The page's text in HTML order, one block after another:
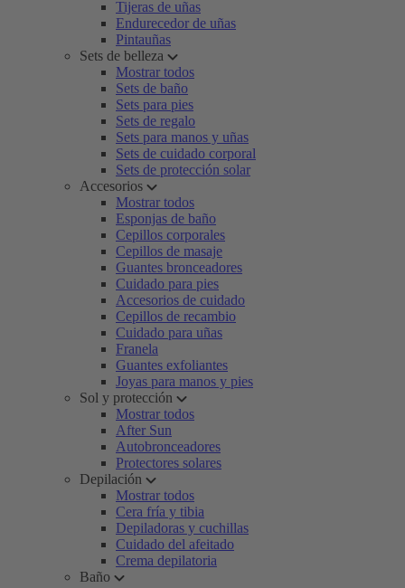
Tijeras de uñas
Endurecedor de uñas
Pintauñas
Sets de belleza
Mostrar todos
Sets de baño
Sets para pies
Sets de regalo
Sets para manos y uñas
Sets de cuidado corporal
Sets de protección solar
Accesorios
Mostrar todos
Esponjas de baño
Cepillos corporales
Cepillos de masaje
Guantes bronceadores
Cuidado para pies
Accesorios de cuidado
Cepillos de recambio
Cuidado para uñas
Franela
Guantes exfoliantes
Joyas para manos y pies
Sol y protección
Mostrar todos
After Sun
Autobronceadores
Protectores solares
Depilación
Mostrar todos
Cera fría y tibia
Depiladoras y cuchillas
Cuidado del afeitado
Crema depilatoria
Baño